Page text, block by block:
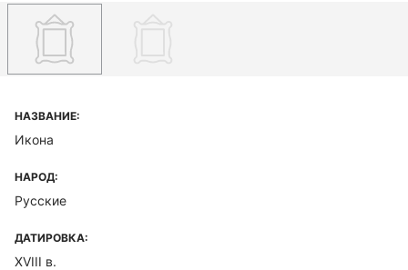
НАЗВАНИЕ:
Икона
НАРОД:
Русские
ДАТИРОВКА:
XVIII в.